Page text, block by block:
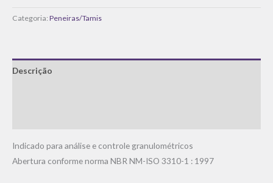
Categoria: Peneiras/Tamis
Descrição
Indicado para análise e controle granulométricos
Abertura conforme norma NBR NM-ISO 3310-1 : 1997